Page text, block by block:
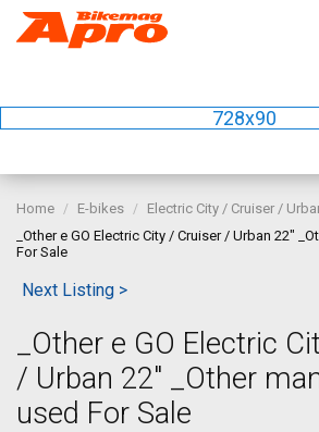
728x90
Home E-bikes
Electric City / Cruiser /
_Other e GO Electric City / Cruiser / Urban 22"
For Sale
Next Listing >
_Other e GO Electric
/ Urban 22" _Other
used For Sale